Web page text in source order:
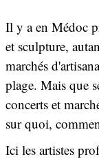
Il y a en Médoc
et sculpture,
marchés
plage. Mais que
concerts et
sur quoi,
Ici les artistes